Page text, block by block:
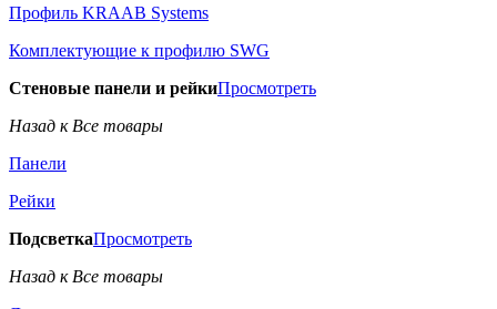
Профиль KRAAB Systems
Комплектующие к профилю SWG
Стеновые панели и рейкиПросмотреть
Назад к Все товары
Панели
Рейки
ПодсветкаПросмотреть
Назад к Все товары